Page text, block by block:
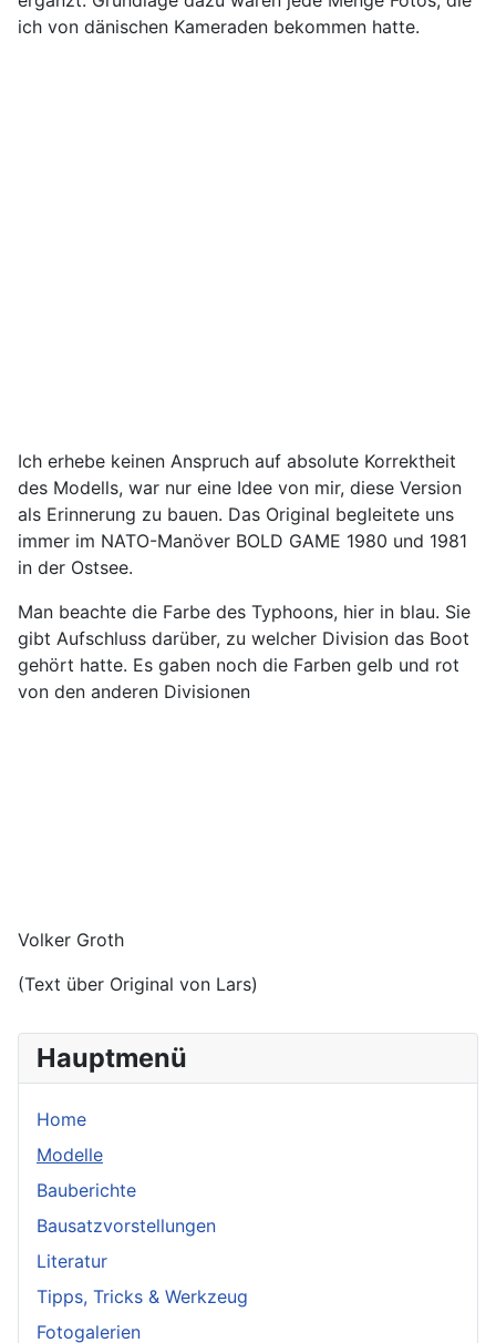
Hauptmenü
Home
Modelle
Bauberichte
Bausatzvorstellungen
Literatur
Tipps, Tricks & Werkzeug
Fotogalerien
ich von dänischen Kameraden bekommen hatte.
Ich erhebe keinen Anspruch auf absolute Korrektheit
des Modells, war nur eine Idee von mir, diese Version
als Erinnerung zu bauen. Das Original begleitete uns
immer im NATO-Manöver BOLD GAME 1980 und 1981
in der Ostsee.
Man beachte die Farbe des Typhoons, hier in blau. Sie
gibt Aufschluss darüber, zu welcher Division das Boot
gehört hatte. Es gaben noch die Farben gelb und rot
von den anderen Divisionen
Volker Groth
(Text über Original von Lars)